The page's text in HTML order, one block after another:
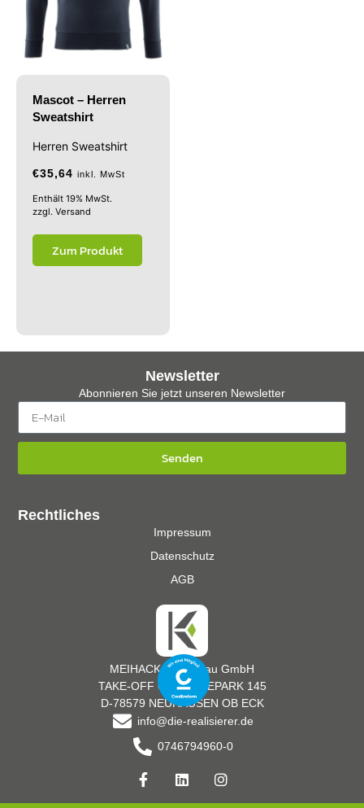
Mascot – Herren
Sweatshirt
Herren Sweatshirt
€35,64 inkl. MwSt
Enthält 19% MwSt.
zzgl. Versand
Zum Produkt
MEIHACK Messebau GmbH
TAKE-OFF GEWERBEPARK 145
D-78579 NEUHAUSEN OB ECK
info@die-realisierer.de
0746794960-0
Rechtliches
Impressum
Datenschutz
AGB
Newsletter
Abonnieren Sie jetzt unseren Newsletter
Senden